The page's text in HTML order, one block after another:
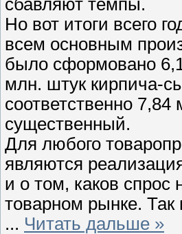
сбавляют темпы.
Но вот итоги всего
всем основным
было сформовано
млн. штук кирпича-
соответственно
существенный.
Для любого
являются
и о том, каков спрос
товарном рынке.
... Читать дальше »